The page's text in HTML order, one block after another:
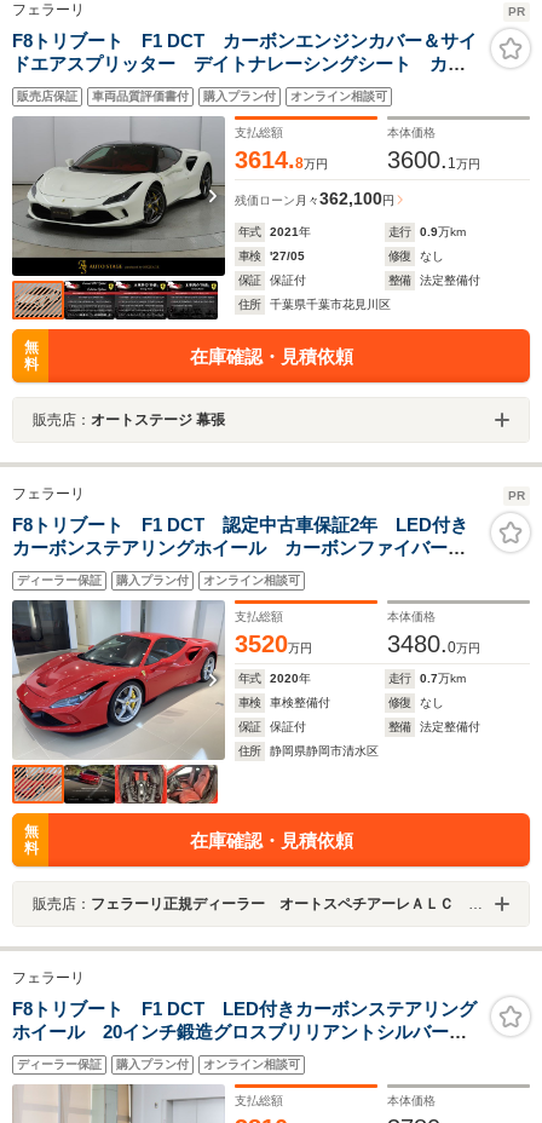
フェラーリ PR
F8トリブート F1 DCT カーボンエンジンカバー＆サイ
ドエアスプリッター デイトナレーシングシート カー
ボンドアハンドル＆ステアリング+LED カーボンセンタ
ーブリッジ シルキック ダッシュインサート イエロ
販売店保証 車両品質評価書付 購入プラン付 オンライン相談可
支払総額
3614.8万円
本体価格
3600. 1万円
残価ローン 月々362,100円
年式 2021年 走行 0.9万km
車検
'27/05 修復
なし
保証
保証付 整備
法定整備付
住所
千葉県千葉市花見川区
無
料
在庫確認・見積依頼
販売店： オートステージ 幕張
フェラーリ PR
F8トリブート F1 DCT 認定中古車保証2年 LED付き
カーボンステアリングホイール カーボンファイバード
ライバーゾーン カーボンファイバーエンジンコンパー
トメント スクーデリア・フェンダーシールドエンブレ
ム フロントリフター
ディーラー保証 購入プラン付 オンライン相談可
支払総額
3520万円
本体価格
3480.0万円
年式 2020年 走行 0.7万km
車検
車検整備付 修復
なし
保証
保証付 整備
法定整備付
住所
静岡県静岡市清水区
無
料
在庫確認・見積依頼
販売店： フェラーリ正規ディーラー オートスペチアーレＡＬＣ ＭＯＴＯＲＳ ＧＲＯＵＰ
フェラーリ
F8トリブート F1 DCT LED付きカーボンステアリング
ホイール 20インチ鍛造グロスブリリアントシルバーホ
イール アダプティブヘッドライト フロントサスペン
ションリフター カーボンエンジンルームシールド
ディーラー保証 購入プラン付 オンライン相談可
支払総額 本体価格